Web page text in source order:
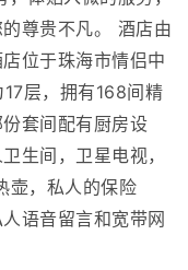
尊贵不凡。 酒店由
位于珠海市情侣中
层，拥有168间精
套间配有厨房设
生间，卫星电视，
壶，私人的保险
语音留言和宽带网